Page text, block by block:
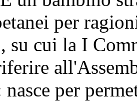
per
cui la I
per